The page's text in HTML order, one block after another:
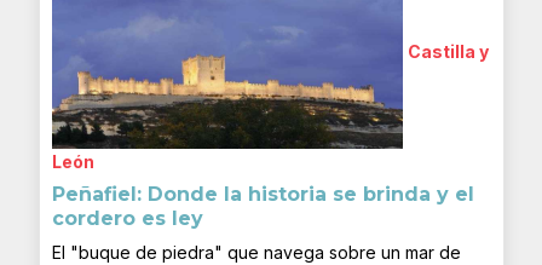
Castilla y
León
Peñafiel: Donde la historia se brinda y el
cordero es ley
El "buque de piedra" que navega sobre un mar de